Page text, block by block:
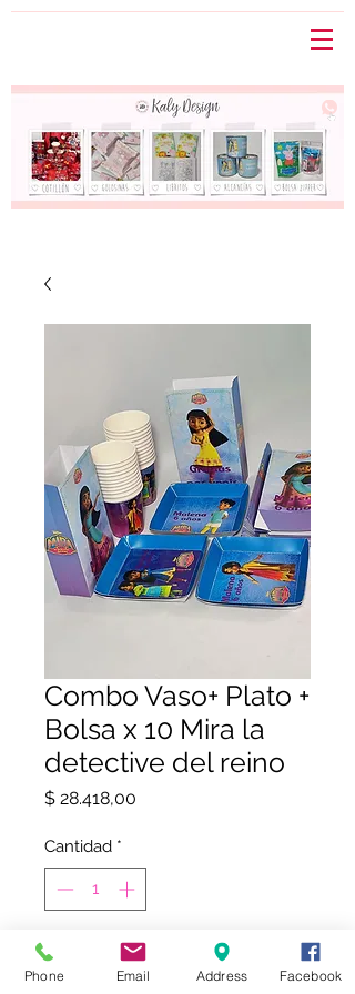
Combo Vaso+ Plato +
Bolsa x 10 Mira la
detective del reino
$ 28.418,00
Cantidad *
COMPRAR
Phone Email Address Facebook